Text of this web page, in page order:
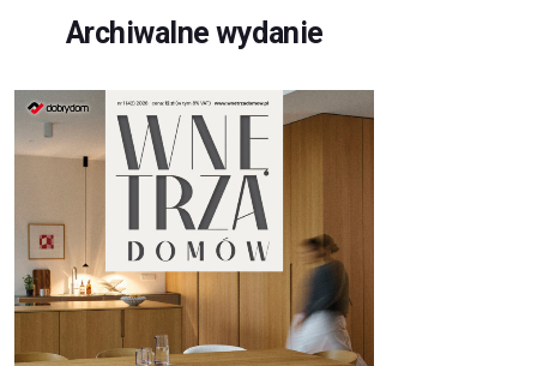
Archiwalne wydanie